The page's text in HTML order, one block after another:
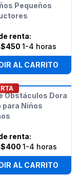
Pequeños
renta:
$450 1-4 horas
AL CARRITO
Obstáculos Dora
para Niños
renta:
$400 1-4 horas
AL CARRITO